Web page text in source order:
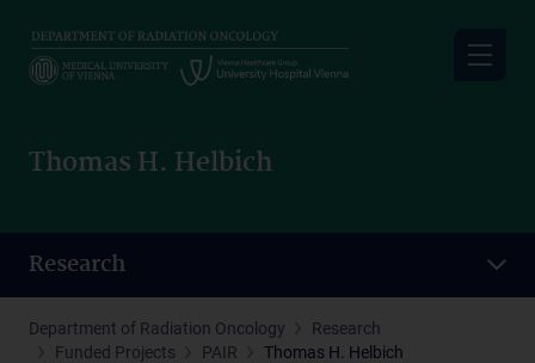
main
Thomas H. Helbich
Research
Department of Radiation Oncology
Research
Funded Projects
PAIR Thomas H. Helbich